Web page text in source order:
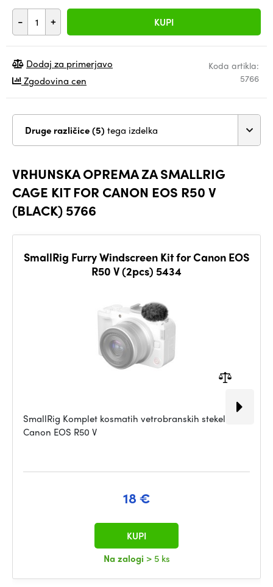
- + KUPI
Koda artikla:
5766
Dodaj za primerjavo
Zgodovina cen
Druge različice (5) tega izdelka
VRHUNSKA OPREMA ZA SMALLRIG
CAGE KIT FOR CANON EOS R50 V
(BLACK) 5766
SmallRig Furry Windscreen Kit for Canon EOS
R50 V (2pcs) 5434
SmallRig Komplet kosmatih vetrobranskih stekel za
Canon EOS R50 V
18 €
Na zalogi > 5 ks
KUPI